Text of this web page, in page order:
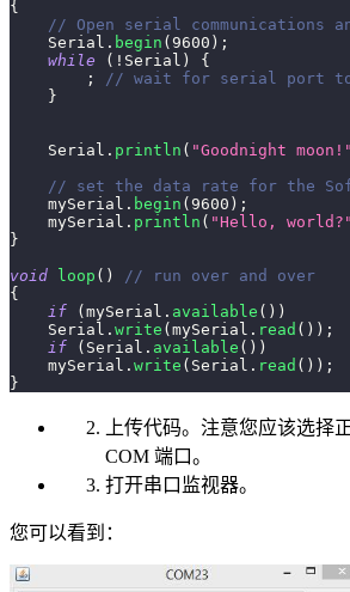
{
// Open serial communications
    Serial
. begin ( 9600 ) ;
while
( ! Serial )
{
;
// wait for serial port to
}
    Serial
. println ( "Goodnight moon!"
// set the data rate for the
    mySerial
. begin ( 9600 ) ;
    mySerial
. println ( "Hello, world?"
}
void
loop ( )
// run over and over
{
if
( mySerial . available ( ) )
    Serial
. write ( mySerial . read ( ) ) ;
if
( Serial . available ( ) )
    mySerial
. write ( Serial . read ( ) ) ;
}
上传代码。注意您应该选择
COM 端口。
打开串口监视器。
您可以看到：